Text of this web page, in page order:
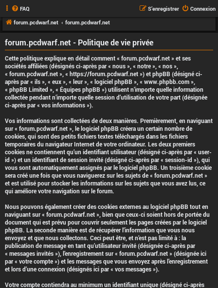
FAQ Connexion
S’enregistrer
forum.pcdwarf.net
forum.pcdwarf.net
forum.pcdwarf.net - Politique de vie privée
Cette politique explique en détail comment « forum.pcdwarf.net » et ses
sociétés affiliées (désignés ci-après par « nous », « notre », « nos »,
« forum.pcdwarf.net », « https://forum.pcdwarf.net ») et phpBB (désigné ci-
après par « ils », « eux », « leur », « logiciel phpBB », « www.phpbb.com »,
« phpBB Limited », « Équipes phpBB ») utilisent n’importe quelle information
collectée pendant n’importe quelle session d’utilisation de votre part (désignée
ci-après par « vos informations »).
Vos informations sont collectées de deux manières. Premièrement, en naviguant
sur « forum.pcdwarf.net », le logiciel phpBB créera un certain nombre de
cookies, qui sont des petits fichiers textes téléchargés dans les fichiers
temporaires du navigateur Internet de votre ordinateur. Les deux premiers
cookies ne contiennent qu’un identifiant utilisateur (désigné ci-après par « user-
id ») et un identifiant de session invité (désigné ci-après par « session-id »), qui
vous sont automatiquement assignés par le logiciel phpBB. Un troisième cookie
sera créé une fois que vous naviguerez sur les sujets de « forum.pcdwarf.net »
et est utilisé pour stocker les informations sur les sujets que vous avez lus, ce
qui améliore votre navigation sur le forum.
Nous pouvons également créer des cookies externes au logiciel phpBB tout en
naviguant sur « forum.pcdwarf.net », bien que ceux-ci soient hors de portée du
document qui est prévu pour couvrir seulement les pages créées par le logiciel
phpBB. La seconde manière est de récupérer l’information que vous nous
envoyez et que nous collectons. Ceci peut être, et n’est pas limité à : la
publication de message en tant qu’utilisateur invité (désignée ci-après par
« messages invités »), l’enregistrement sur « forum.pcdwarf.net » (désignée ici
par « votre compte ») et les messages que vous envoyez après l’enregistrement
et lors d’une connexion (désignés ici par « vos messages »).
Votre compte contiendra au minimum un identifiant unique (désigné ci-après